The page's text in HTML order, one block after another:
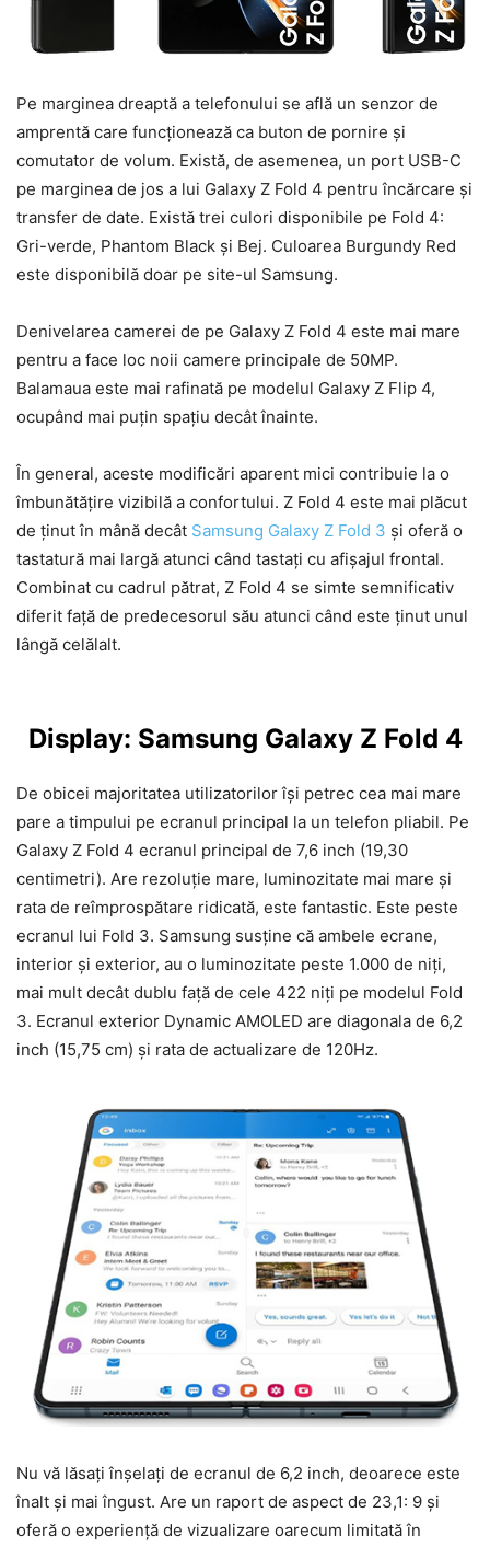
Pe marginea dreaptă a telefonului se află un senzor de
amprentă care funcționează ca buton de pornire și
comutator de volum. Există, de asemenea, un port USB-C
pe marginea de jos a lui Galaxy Z Fold 4 pentru încărcare și
transfer de date. Există trei culori disponibile pe Fold 4:
Gri-verde, Phantom Black și Bej. Culoarea Burgundy Red
este disponibilă doar pe site-ul Samsung.
Denivelarea camerei de pe Galaxy Z Fold 4 este mai mare
pentru a face loc noii camere principale de 50MP.
Balamaua este mai rafinată pe modelul Galaxy Z Flip 4,
ocupând mai puțin spațiu decât înainte.
În general, aceste modificări aparent mici contribuie la o
îmbunătățire vizibilă a confortului. Z Fold 4 este mai plăcut
de ținut în mână decât Samsung Galaxy Z Fold 3 și oferă o
tastatură mai largă atunci când tastați cu afișajul frontal.
Combinat cu cadrul pătrat, Z Fold 4 se simte semnificativ
diferit față de predecesorul său atunci când este ținut unul
lângă celălalt.
Display: Samsung Galaxy Z Fold 4
De obicei majoritatea utilizatorilor își petrec cea mai mare
pare a timpului pe ecranul principal la un telefon pliabil. Pe
Galaxy Z Fold 4 ecranul principal de 7,6 inch (19,30
centimetri). Are rezoluție mare, luminozitate mai mare și
rata de reîmprospătare ridicată, este fantastic. Este peste
ecranul lui Fold 3. Samsung susține că ambele ecrane,
interior și exterior, au o luminozitate peste 1.000 de niți,
mai mult decât dublu față de cele 422 niți pe modelul Fold
3. Ecranul exterior Dynamic AMOLED are diagonala de 6,2
inch (15,75 cm) și rata de actualizare de 120Hz.
Nu vă lăsați înșelați de ecranul de 6,2 inch, deoarece este
înalt și mai îngust. Are un raport de aspect de 23,1: 9 și
oferă o experiență de vizualizare oarecum limitată în